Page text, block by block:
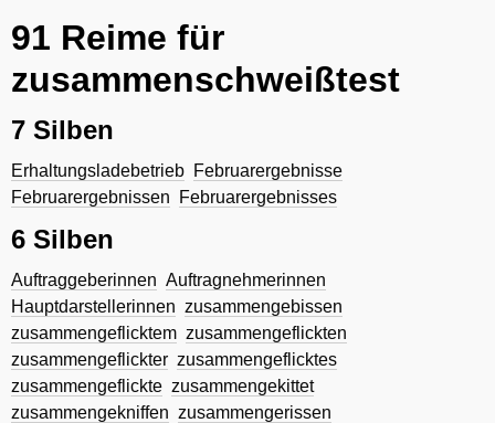
91 Reime für
zusammenschweißtest
7 Silben
Erhaltungsladebetrieb Februarergebnisse
Februarergebnissen
Februarergebnisses
6 Silben
Auftraggeberinnen Auftragnehmerinnen
Hauptdarstellerinnen zusammengebissen
zusammengeflicktem zusammengeflickten
zusammengeflickter zusammengeflicktes
zusammengeflickte zusammengekittet
zusammengekniffen zusammengerissen